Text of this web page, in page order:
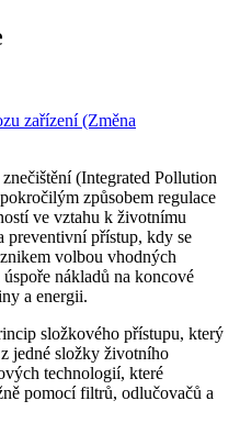
zařízení (Změna
(Integrated Pollution
způsobem regulace
ve vztahu k životnímu
preventivní přístup, kdy se
volbou vhodných
nákladů na koncové
a energii.
složkového přístupu, který
jedné složky životního
technologií, které
pomocí filtrů, odlučovačů a